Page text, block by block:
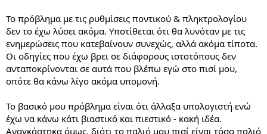
Το πρόβλημα με τις ρυθμίσεις ποντικού & πληκτρολογίου
δεν το έχω λύσει ακόμα. Υποτίθεται ότι θα λυνόταν με τις
ενημερώσεις που κατεβαίνουν συνεχώς, αλλά ακόμα τίποτα.
Οι οδηγίες που έχω βρει σε διάφορους ιστοτόπους δεν
ανταποκρίνονται σε αυτά που βλέπω εγώ στο πισί μου,
οπότε θα κάνω λίγο ακόμα υπομονή.
Το βασικό μου πρόβλημα είναι ότι άλλαξα υπολογιστή ενώ
έχω να κάνω κάτι βιαστικό και πιεστικό - κακή ιδέα.
Αναγκάστηκα όμως, διότι το παλιό μου πισί είναι τόσο παλιό